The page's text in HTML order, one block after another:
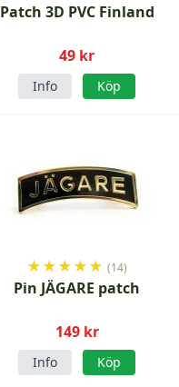
Patch 3D PVC Finland
49 kr
Info Köp
★★★★★ (14)
Pin JÄGARE patch
149 kr
Info Köp